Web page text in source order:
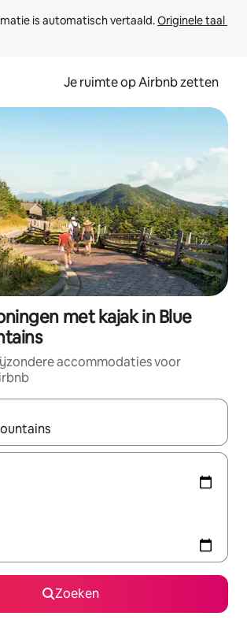
is automatisch vertaald. Originele taal
Je ruimte op Airbnb zetten
met kajak in Blue
accommodaties voor
beschikbaar zijn, maak je een keuze
Zoeken